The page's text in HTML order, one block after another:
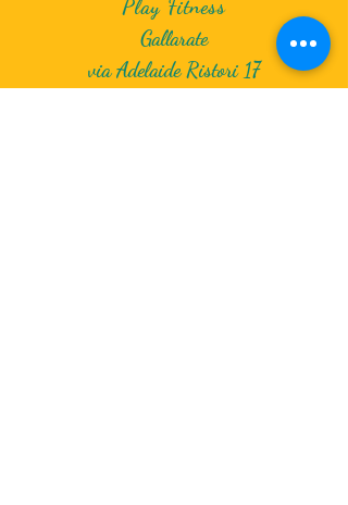
Play Fitness
Gallarate
via Adelaide Ristori 17